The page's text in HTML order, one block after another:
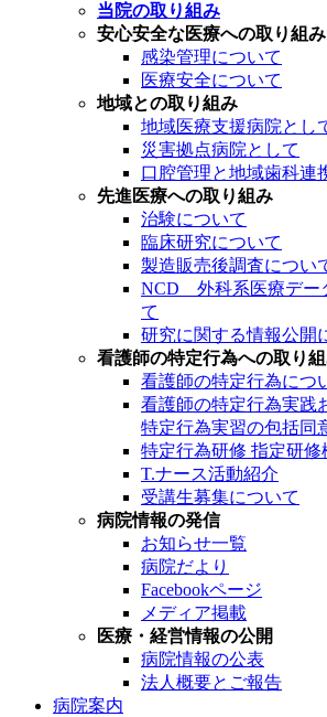
当院の取り組み
安心安全な医療への取り組み
感染管理について
医療安全について
地域との取り組み
地域医療支援病院とし
災害拠点病院として
口腔管理と地域歯科連
先進医療への取り組み
治験について
臨床研究について
製造販売後調査につい
NCD 外科系医療デー
て
研究に関する情報公開
看護師の特定行為への取り
看護師の特定行為につ
看護師の特定行為実践
特定行為実習の包括同
特定行為研修 指定研
T.ナース活動紹介
受講生募集について
病院情報の発信
お知らせ一覧
病院だより
Facebookページ
メディア掲載
医療・経営情報の公開
病院情報の公表
法人概要とご報告
病院案内